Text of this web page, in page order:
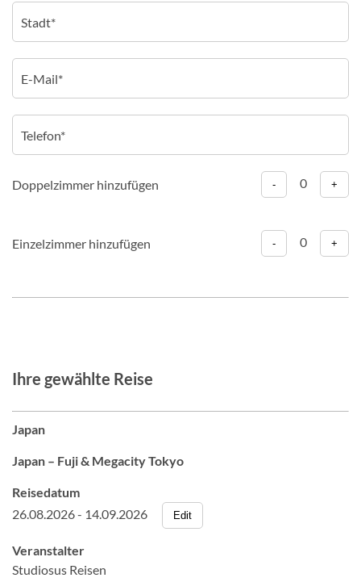
Doppelzimmer hinzufügen - 0 +
Einzelzimmer hinzufügen - 0 +
Ihre gewählte Reise
Japan
Japan – Fuji & Megacity Tokyo
Reisedatum
26.08.2026 - 14.09.2026
Edit
Veranstalter
Studiosus Reisen